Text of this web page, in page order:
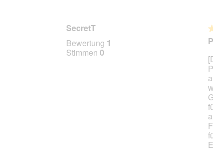
SecretT
Bewertung 1
Stimmen 0
5
5